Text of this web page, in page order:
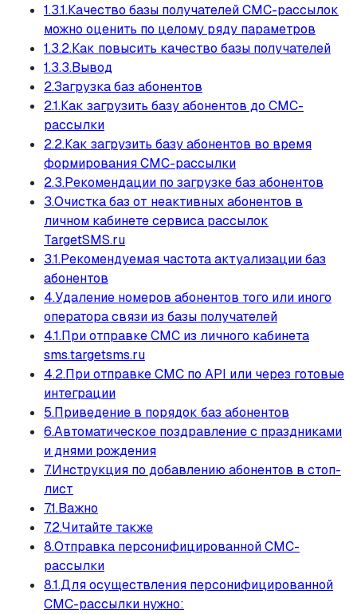
1.3.1.Качество базы получателей СМС-рассылок
можно оценить по целому ряду параметров
1.3.2.Как повысить качество базы получателей
1.3.3.Вывод
2.Загрузка баз абонентов
2.1.Как загрузить базу абонентов до СМС-
рассылки
2.2.Как загрузить базу абонентов во время
формирования СМС-рассылки
2.3.Рекомендации по загрузке баз абонентов
3.Очистка баз от неактивных абонентов в
личном кабинете сервиса рассылок
TargetSMS.ru
3.1.Рекомендуемая частота актуализации баз
абонентов
4.Удаление номеров абонентов того или иного
оператора связи из базы получателей
4.1.При отправке СМС из личного кабинета
sms.targetsms.ru
4.2.При отправке СМС по API или через готовые
интеграции
5.Приведение в порядок баз абонентов
6.Автоматическое поздравление с праздниками
и днями рождения
7.Инструкция по добавлению абонентов в стоп-
лист
7.1.Важно
7.2.Читайте также
8.Отправка персонифицированной СМС-
рассылки
8.1.Для осуществления персонифицированной
СМС-рассылки нужно: